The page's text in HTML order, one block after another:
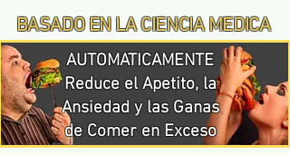
BASADO EN LA CIENCIA MEDICA
AUTOMATICAMENTE
Reduce el Apetito, la
Ansiedad y las Ganas
de Comer en Exceso